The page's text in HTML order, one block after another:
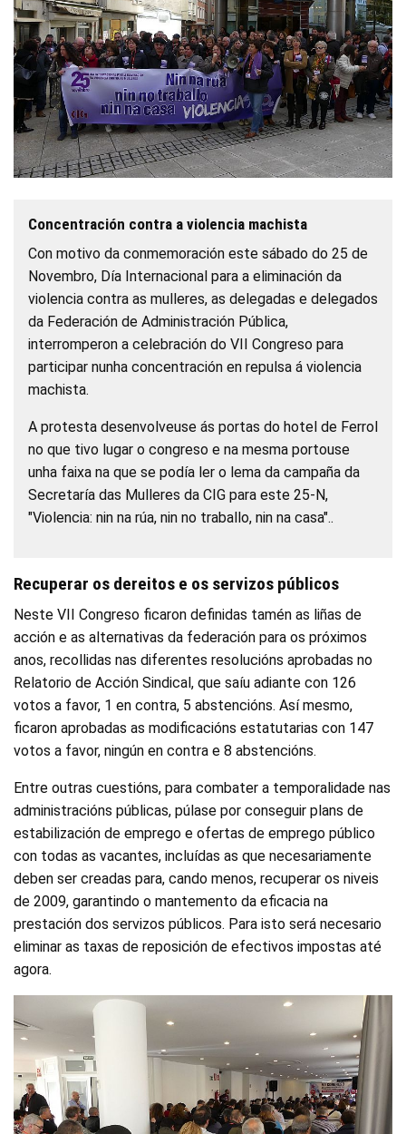
Concentración contra a violencia machista
Con motivo da conmemoración este sábado do 25 de
Novembro, Día Internacional para a eliminación da
violencia contra as mulleres, as delegadas e delegados
da Federación de Administración Pública,
interromperon a celebración do VII Congreso para
participar nunha concentración en repulsa á violencia
machista.
A protesta desenvolveuse ás portas do hotel de Ferrol
no que tivo lugar o congreso e na mesma portouse
unha faixa na que se podía ler o lema da campaña da
Secretaría das Mulleres da CIG para este 25-N,
"Violencia: nin na rúa, nin no traballo, nin na casa"..
Recuperar os dereitos e os servizos públicos
Neste VII Congreso ficaron definidas tamén as liñas de
acción e as alternativas da federación para os próximos
anos, recollidas nas diferentes resolucións aprobadas no
Relatorio de Acción Sindical, que saíu adiante con 126
votos a favor, 1 en contra, 5 abstencións. Así mesmo,
ficaron aprobadas as modificacións estatutarias con 147
votos a favor, ningún en contra e 8 abstencións.
Entre outras cuestións, para combater a temporalidade nas
administracións públicas, púlase por conseguir plans de
estabilización de emprego e ofertas de emprego público
con todas as vacantes, incluídas as que necesariamente
deben ser creadas para, cando menos, recuperar os niveis
de 2009, garantindo o mantemento da eficacia na
prestación dos servizos públicos. Para isto será necesario
eliminar as taxas de reposición de efectivos impostas até
agora.